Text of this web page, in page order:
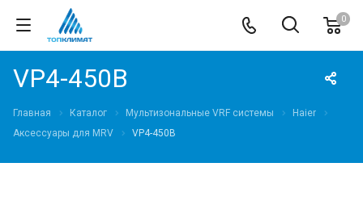
0
VP4-450B
Главная Каталог Мультизональные VRF системы
Haier
Аксессуары для MRV
VP4-450B